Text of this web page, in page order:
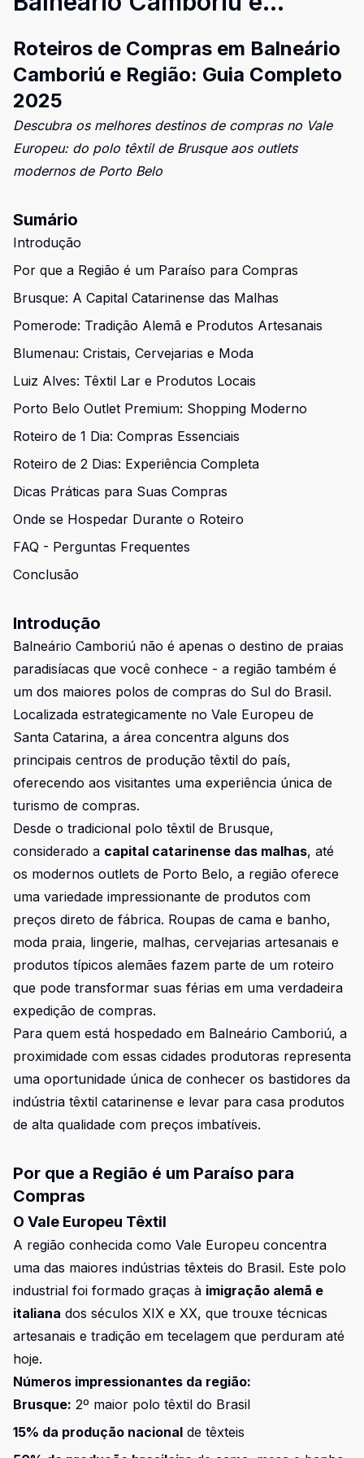
Roteiros de Compras em Balneário
Camboriú e Região: Guia Completo
2025
Descubra os melhores destinos de compras no Vale
Europeu: do polo têxtil de Brusque aos outlets
modernos de Porto Belo
Sumário
Introdução
Por que a Região é um Paraíso para Compras
Brusque: A Capital Catarinense das Malhas
Pomerode: Tradição Alemã e Produtos Artesanais
Blumenau: Cristais, Cervejarias e Moda
Luiz Alves: Têxtil Lar e Produtos Locais
Porto Belo Outlet Premium: Shopping Moderno
Roteiro de 1 Dia: Compras Essenciais
Roteiro de 2 Dias: Experiência Completa
Dicas Práticas para Suas Compras
Onde se Hospedar Durante o Roteiro
FAQ - Perguntas Frequentes
Conclusão
Introdução
Balneário Camboriú não é apenas o destino de praias
paradisíacas que você conhece - a região também é
um dos maiores polos de compras do Sul do Brasil.
Localizada estrategicamente no Vale Europeu de
Santa Catarina, a área concentra alguns dos
principais centros de produção têxtil do país,
oferecendo aos visitantes uma experiência única de
turismo de compras.
Desde o tradicional polo têxtil de Brusque,
considerado a capital catarinense das malhas, até
os modernos outlets de Porto Belo, a região oferece
uma variedade impressionante de produtos com
preços direto de fábrica. Roupas de cama e banho,
moda praia, lingerie, malhas, cervejarias artesanais e
produtos típicos alemães fazem parte de um roteiro
que pode transformar suas férias em uma verdadeira
expedição de compras.
Para quem está hospedado em Balneário Camboriú, a
proximidade com essas cidades produtoras representa
uma oportunidade única de conhecer os bastidores da
indústria têxtil catarinense e levar para casa produtos
de alta qualidade com preços imbatíveis.
Por que a Região é um Paraíso para
Compras
O Vale Europeu Têxtil
A região conhecida como Vale Europeu concentra
uma das maiores indústrias têxteis do Brasil. Este polo
industrial foi formado graças à imigração alemã e
italiana dos séculos XIX e XX, que trouxe técnicas
artesanais e tradição em tecelagem que perduram até
hoje.
Números impressionantes da região:
Brusque: 2º maior polo têxtil do Brasil
15% da produção nacional de têxteis